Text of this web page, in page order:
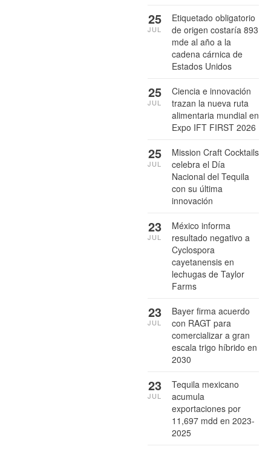
Etiquetado obligatorio
de origen costaría 893
mde al año a la
cadena cárnica de
Estados Unidos
25
JUL
Ciencia e innovación
trazan la nueva ruta
alimentaria mundial en
Expo IFT FIRST 2026
25
JUL
Mission Craft Cocktails
celebra el Día
Nacional del Tequila
con su última
innovación
25
JUL
México informa
resultado negativo a
Cyclospora
cayetanensis en
lechugas de Taylor
Farms
23
JUL
Bayer firma acuerdo
con RAGT para
comercializar a gran
escala trigo híbrido en
2030
23
JUL
Tequila mexicano
acumula
exportaciones por
11,697 mdd en 2023-
2025
23
JUL